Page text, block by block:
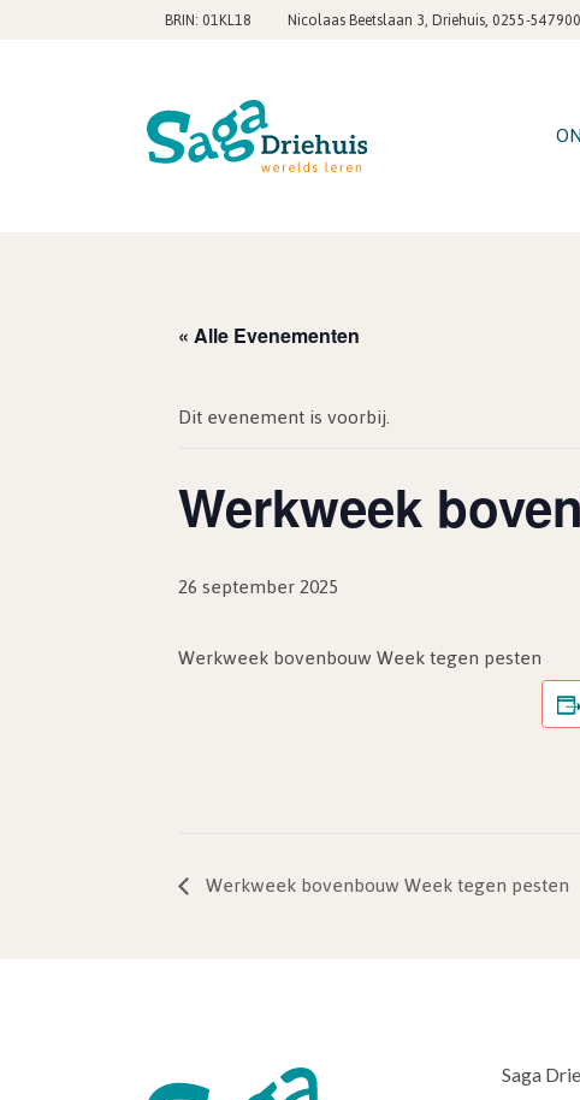
BRIN: 01KL18 Nicolaas Beetslaan 3, Driehuis, 0255-547900
« Alle Evenementen
Dit evenement is voorbij.
Werkweek
26 september 2025
Werkweek bovenbouw Week tegen pesten
Werkweek bovenbouw Week tegen pesten
Saga